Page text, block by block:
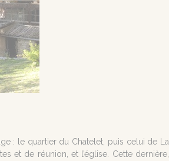
: le quartier du Chatelet, puis celui de La
et de réunion, et l’église. Cette dernière,